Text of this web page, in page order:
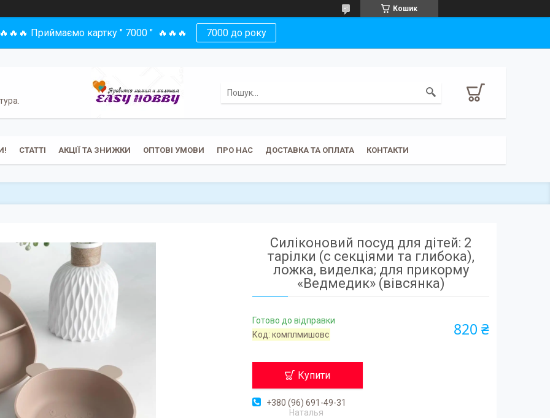
Кошик
Приймаємо картку " 7000 " 🔥🔥🔥 7000 до року
СТАТТІ АКЦІЇ ТА ЗНИЖКИ ОПТОВІ УМОВИ ПРО НАС ДОСТАВКА ТА ОПЛАТА КОНТАКТИ
Силіконовий посуд для дітей: 2
тарілки (с секціями та глибока),
ложка, виделка; для прикорму
«Ведмедик» (вівсянка)
Готово до відправки
Код:комплмишовс 820 ₴
Купити
+380 (96) 691-49-31
Наталья